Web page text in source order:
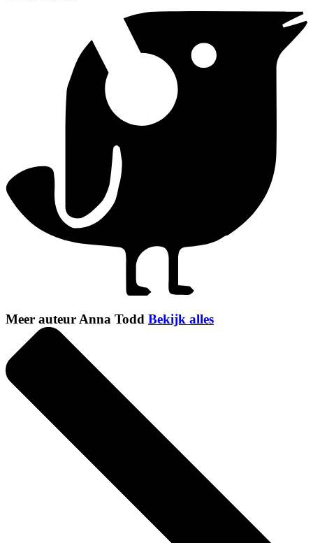
Meer auteur Anna Todd Bekijk alles